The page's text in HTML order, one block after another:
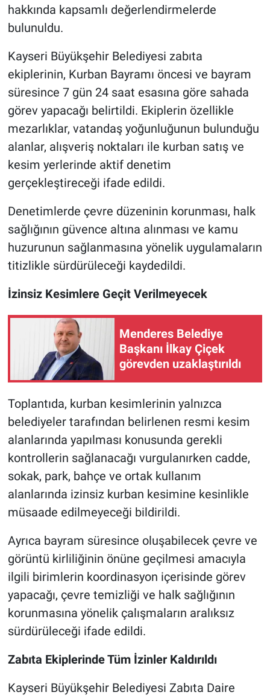
hakkında kapsamlı değerlendirmelerde
bulunuldu.
Kayseri Büyükşehir Belediyesi zabıta
ekiplerinin, Kurban Bayramı öncesi ve bayram
süresince 7 gün 24 saat esasına göre sahada
görev yapacağı belirtildi. Ekiplerin özellikle
mezarlıklar, vatandaş yoğunluğunun bulunduğu
alanlar, alışveriş noktaları ile kurban satış ve
kesim yerlerinde aktif denetim
gerçekleştireceği ifade edildi.
Denetimlerde çevre düzeninin korunması, halk
sağlığının güvence altına alınması ve kamu
huzurunun sağlanmasına yönelik uygulamaların
titizlikle sürdürüleceği kaydedildi.
İzinsiz Kesimlere Geçit Verilmeyecek
Menderes Belediye
Başkanı İlkay Çiçek
görevden uzaklaştırıldı
Toplantıda, kurban kesimlerinin yalnızca
belediyeler tarafından belirlenen resmi kesim
alanlarında yapılması konusunda gerekli
kontrollerin sağlanacağı vurgulanırken cadde,
sokak, park, bahçe ve ortak kullanım
alanlarında izinsiz kurban kesimine kesinlikle
müsaade edilmeyeceği bildirildi.
Ayrıca bayram süresince oluşabilecek çevre ve
görüntü kirliliğinin önüne geçilmesi amacıyla
ilgili birimlerin koordinasyon içerisinde görev
yapacağı, çevre temizliği ve halk sağlığının
korunmasına yönelik çalışmaların aralıksız
sürdürüleceği ifade edildi.
Zabıta Ekiplerinde Tüm İzinler Kaldırıldı
Kayseri Büyükşehir Belediyesi Zabıta Daire